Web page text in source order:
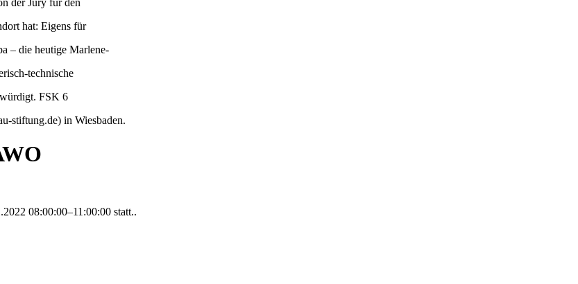
hat: Eigens für
– die heutige Marlene-
technische
FSK 6
stiftung.de) in Wiesbaden.
08:00:00–11:00:00 statt..